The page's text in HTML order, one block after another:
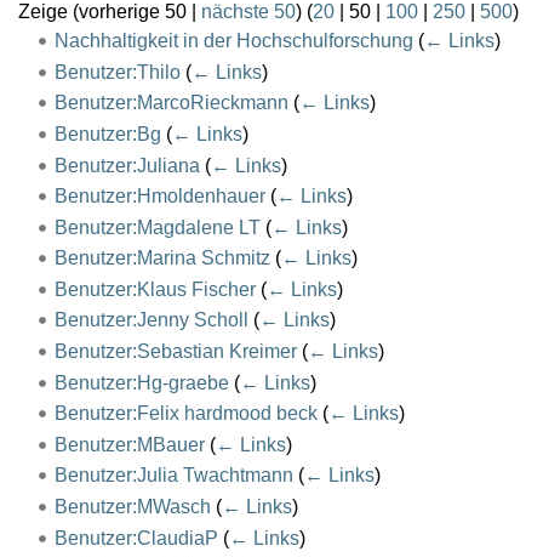
Zeige (vorherige 50 nächste 50) (20 50 100 250 500)
Nachhaltigkeit in der Hochschulforschung (← Links)
Benutzer:Thilo (← Links)
Benutzer:MarcoRieckmann (← Links)
Benutzer:Bg (← Links)
Benutzer:Juliana (← Links)
Benutzer:Hmoldenhauer (← Links)
Benutzer:Magdalene LT (← Links)
Benutzer:Marina Schmitz (← Links)
Benutzer:Klaus Fischer (← Links)
Benutzer:Jenny Scholl
(← Links)
Benutzer:Sebastian Kreimer (← Links)
Benutzer:Hg-graebe (← Links)
Benutzer:Felix hardmood beck (← Links)
Benutzer:MBauer (← Links)
Benutzer:Julia Twachtmann (← Links)
Benutzer:MWasch (← Links)
Benutzer:ClaudiaP (← Links)